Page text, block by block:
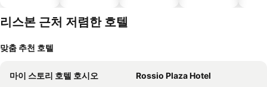
리스본 근처 저렴한 호텔
맞춤 추천 호텔
마이 스토리 호텔 호시오
Rossio Plaza Hotel